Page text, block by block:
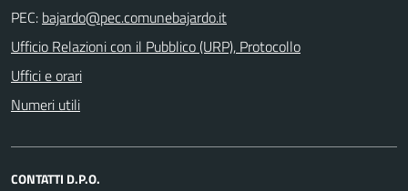
PEC:
Ufficio Relazioni con il Pubblico (URP), Protocollo
Uffici e orari
Numeri utili
CONTATTI D.P.O.